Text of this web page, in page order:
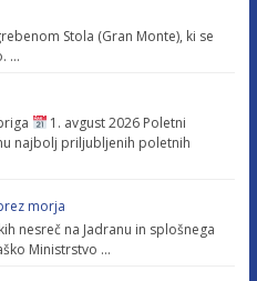
Stola (Gran Monte), ki se
…
1. avgust 2026 Poletni
najbolj priljubljenih poletnih
morja
nesreč na Jadranu in splošnega
Ministrstvo …